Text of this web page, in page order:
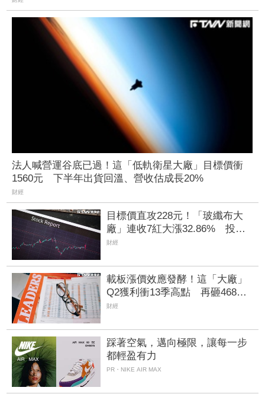
法人喊營運谷底已過！這「低軌衛星大廠」目標價衝
1560元 下半年出貨回溫、營收估成長20%
財經
目標價直攻228元！「玻纖布大
廠」連收7紅大漲32.86% 投信
單周撒16.7億元、掃入近萬張
財經
載板漲價效應發酵！這「大廠」
Q2獲利衝13季高點 再砸468億
搶AI商機
財經
踩著空氣，邁向極限，讓每一步
都輕盈有力
PR・NIKE AIR MAX